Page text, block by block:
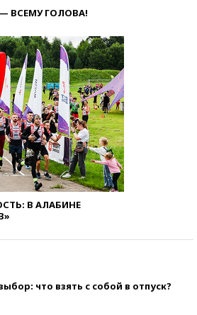
ВСЕМУ ГОЛОВА!
В АЛАБИНЕ
что взять с собой в отпуск?